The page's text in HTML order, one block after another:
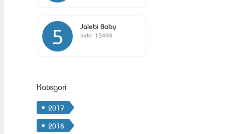
5 Jalebi Baby
İndir: 13494
Kategori
2017
2018